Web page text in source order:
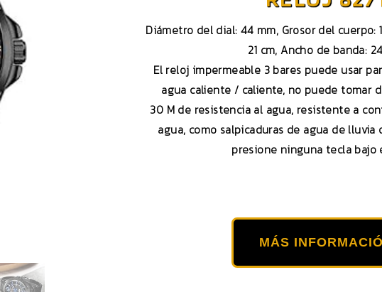
Diámetro del dial: 44 mm, Grosor del cuerpo:
21 cm, Ancho de banda:
El reloj impermeable 3 bares puede usar
agua caliente / caliente, no puede tomar
30 M de resistencia al agua, resistente a
agua, como salpicaduras de agua de lluvia
presione ninguna tecla bajo
MÁS